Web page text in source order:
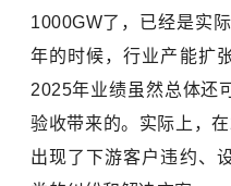
1000GW了，已经是实
年的时候，行业产能扩
2025年业绩虽然总体还
验收带来的。实际上，
出现了下游客户违约、